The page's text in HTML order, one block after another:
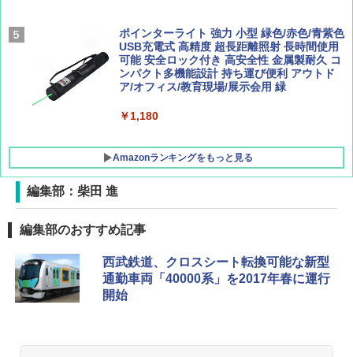
[キャンパーズコレクション 山善] 傘みたいに
広げるだけ パッとサッとテント キューブ ブ
ラックコーティング フルクローズ メッシュ 3
人用 簡単設置 ポップアップテント PATC-15
0B エクルベージュ
￥10,990
ポインターライト 強力 小型 緑色/赤色/青紫色
USB充電式 高精度 超長距離照射 長時間使用
可能 安全ロック付き 高安全性 金属製耐久 コ
ンパクト多機能設計 持ち運び便利 アウトド
ア/オフィス/教育現場/展示会用 緑
￥1,180
Amazonランキングをもっと見る
編集部：柴田 進
編集部のおすすめ記事
西武鉄道、クロスシート転換可能な新型
通勤車両「40000系」を2017年春に運行
開始